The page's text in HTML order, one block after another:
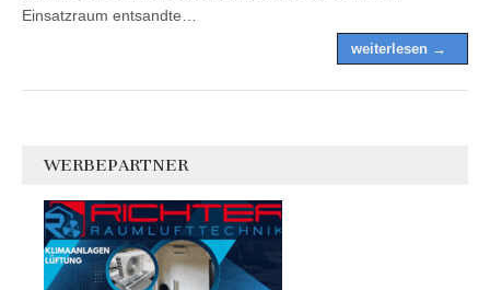
Einsatzraum entsandte…
weiterlesen →
WERBEPARTNER